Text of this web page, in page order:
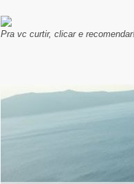
Pra vc curtir, clicar e